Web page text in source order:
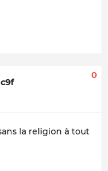
0
la religion à tout